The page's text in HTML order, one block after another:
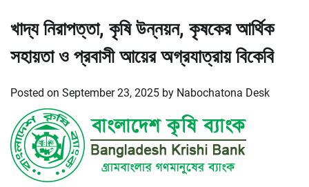
খাদ্য নিরাপত্তা, কৃষি উন্নয়ন, কৃষকের আর্থিক
সহায়তা ও প্রবাসী আয়ের অগ্রযাত্রায় বিকেবি
Posted on September 23, 2025 by Nabochatona Desk